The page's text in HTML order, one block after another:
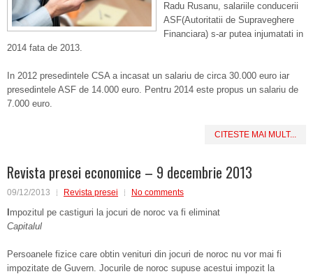
Radu Rusanu, salariile conducerii
ASF(Autoritatii de Supraveghere
Financiara) s-ar putea injumatati in
2014 fata de 2013.
In 2012 presedintele CSA a incasat un salariu de circa 30.000 euro iar
presedintele ASF de 14.000 euro. Pentru 2014 este propus un salariu de
7.000 euro.
CITESTE MAI MULT...
Revista presei economice – 9 decembrie 2013
09/12/2013 Revista presei No comments
mpozitul pe castiguri la jocuri de noroc va fi eliminat
Capitalul
Persoanele fizice care obtin venituri din jocuri de noroc nu vor mai fi
impozitate de Guvern. Jocurile de noroc supuse acestui impozit la